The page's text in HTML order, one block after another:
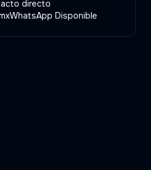
directo
WhatsApp Disponible